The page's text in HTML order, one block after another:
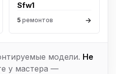
Sfw1
5 ремонтов →
модели. Не
у мастера —